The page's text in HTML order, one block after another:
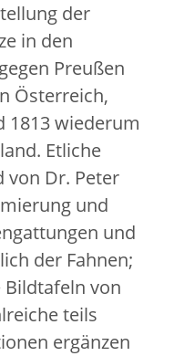
der
in den
Preußen
Österreich,
1813 wiederum
Etliche
von Dr. Peter
und
und
der Fahnen;
von
teils
ergänzen